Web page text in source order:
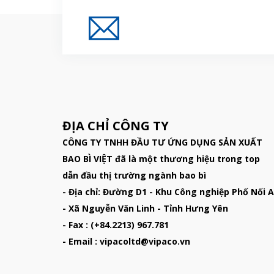
ĐỊA CHỈ CÔNG TY
CÔNG TY TNHH ĐẦU TƯ ỨNG DỤNG SẢN XUẤT
BAO BÌ VIỆT đã là một thương hiệu trong top
dẫn đầu thị trường ngành bao bì
- Địa chỉ: Đường D1 - Khu Công nghiệp Phố Nối A
- Xã Nguyễn Văn Linh - Tỉnh Hưng Yên
- Fax : (+84.2213) 967.781
- Email : vipacoltd@vipaco.vn